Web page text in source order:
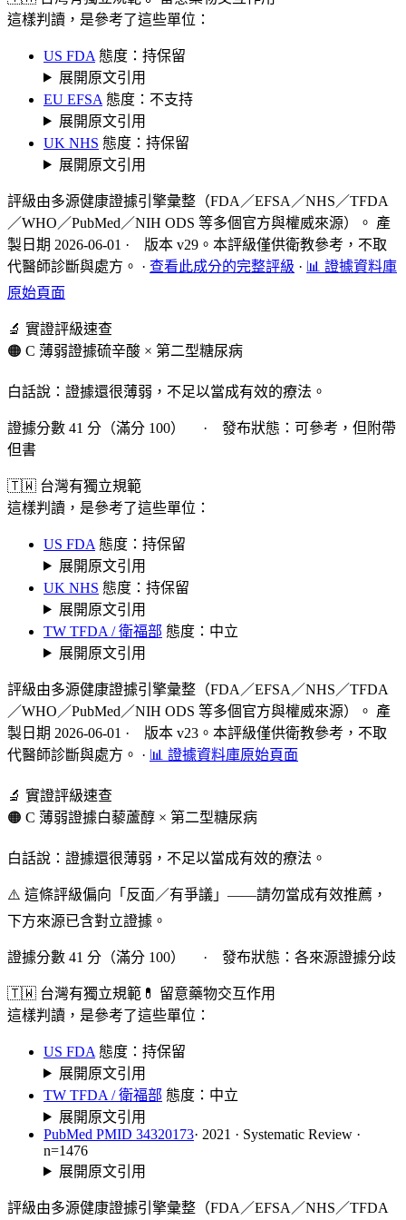
這樣判讀，是參考了這些單位：
US FDA 態度：持保留
展開原文引用
EU EFSA 態度：不支持
展開原文引用
UK NHS 態度：持保留
展開原文引用
評級由多源健康證據引擎彙整（FDA／EFSA／NHS／TFDA
／WHO／PubMed／NIH ODS 等多個官方與權威來源）。 產
製日期 2026-06-01 · 版本 v29。本評級僅供衛教參考，不取
代醫師診斷與處方。 · 查看此成分的完整評級 · 📊 證據資料庫
原始頁面
🔬 實證評級速查
🟠 C 薄弱證據硫辛酸 × 第二型糖尿病
白話說：證據還很薄弱，不足以當成有效的療法。
證據分數 41 分（滿分 100） · 發布狀態：可參考，但附帶
但書
🇹🇼 台灣有獨立規範
這樣判讀，是參考了這些單位：
US FDA 態度：持保留
展開原文引用
UK NHS 態度：持保留
展開原文引用
TW TFDA / 衛福部 態度：中立
展開原文引用
評級由多源健康證據引擎彙整（FDA／EFSA／NHS／TFDA
／WHO／PubMed／NIH ODS 等多個官方與權威來源）。 產
製日期 2026-06-01 · 版本 v23。本評級僅供衛教參考，不取
代醫師診斷與處方。 · 📊 證據資料庫原始頁面
🔬 實證評級速查
🟠 C 薄弱證據白藜蘆醇 × 第二型糖尿病
白話說：證據還很薄弱，不足以當成有效的療法。
⚠️ 這條評級偏向「反面／有爭議」——請勿當成有效推薦，
下方來源已含對立證據。
證據分數 41 分（滿分 100） · 發布狀態：各來源證據分歧
🇹🇼 台灣有獨立規範 💊 留意藥物交互作用
這樣判讀，是參考了這些單位：
US FDA 態度：持保留
展開原文引用
TW TFDA / 衛福部 態度：中立
展開原文引用
PubMed PMID 34320173· 2021 · Systematic Review ·
n=1476
展開原文引用
評級由多源健康證據引擎彙整（FDA／EFSA／NHS／TFDA